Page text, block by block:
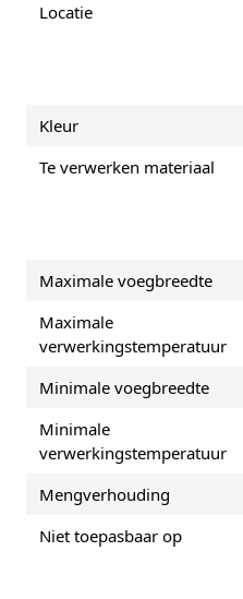
Locatie
Kleur
Te verwerken materiaal
Maximale voegbreedte
Maximale
verwerkingstemperatuur
Minimale voegbreedte
Minimale
verwerkingstemperatuur
Mengverhouding
Niet toepasbaar op